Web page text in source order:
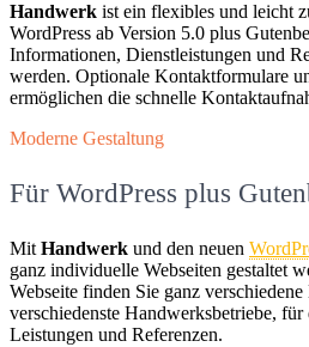
Handwerk ist ein flexibles und leicht
WordPress ab Version 5.0 plus
Informationen, Dienstleistungen und
werden. Optionale Kontaktformulare
ermöglichen die schnelle
Moderne Gestaltung
Für WordPress plus
Mit Handwerk und den neuen
ganz individuelle Webseiten gestaltet
Webseite finden Sie ganz
verschiedenste Handwerksbetriebe, für
Leistungen und Referenzen.